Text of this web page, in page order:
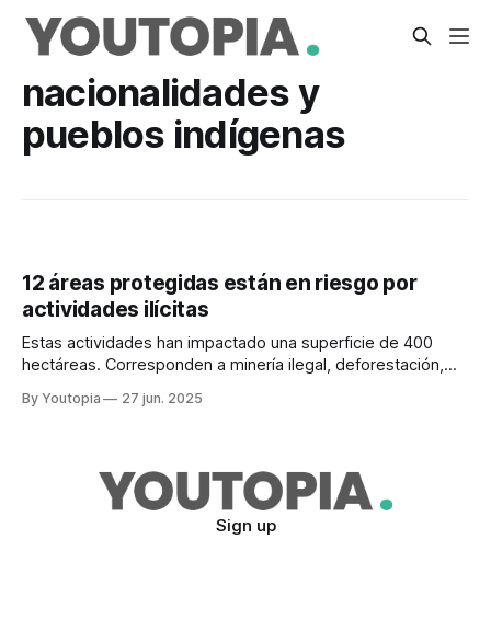
nacionalidades y
pueblos indígenas
12 áreas protegidas están en riesgo por
actividades ilícitas
Estas actividades han impactado una superficie de 400
hectáreas. Corresponden a minería ilegal, deforestación,
By Youtopia 27 jun. 2025
Sign up